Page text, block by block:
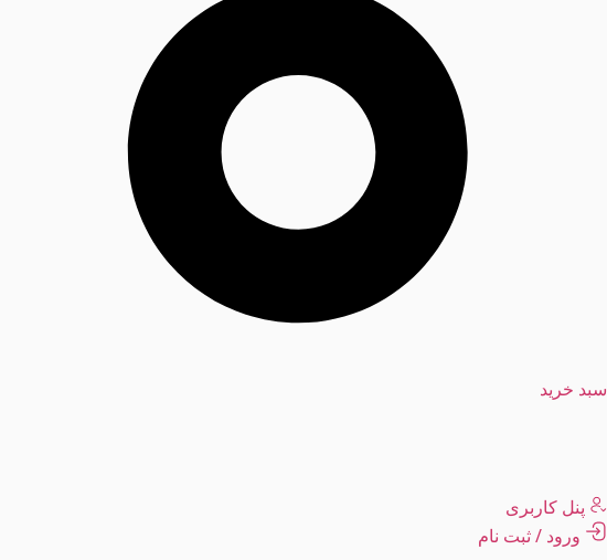
سبد خرید
پنل کاربری
ورود / ثبت نام